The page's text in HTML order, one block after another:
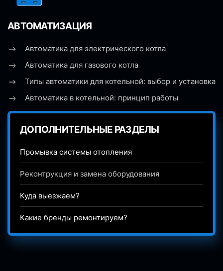
АВТОМАТИЗАЦИЯ
Автоматика для электрического котла
Автоматика для газового котла
Типы автоматики для котельной: выбор и установка
Автоматика в котельной: принцип работы
ДОПОЛНИТЕЛЬНЫЕ РАЗДЕЛЫ
Промывка системы отопления
Реконтрукция и замена оборудования
Куда выезжаем?
Какие бренды ремонтируем?